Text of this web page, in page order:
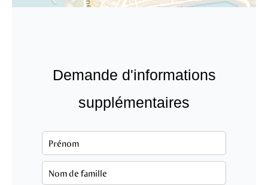
Demande d'informations
supplémentaires